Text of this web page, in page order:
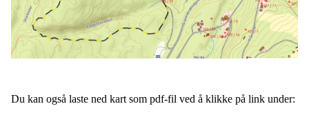
Du kan også laste ned kart som pdf-fil ved å klikke på link under: